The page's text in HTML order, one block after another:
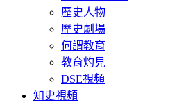
歷史人物
歷史劇場
何謂教育
教育灼見
DSE視頻
知史視頻